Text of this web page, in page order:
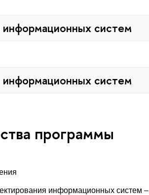
информационных систем
информационных систем
программы
информационных систем